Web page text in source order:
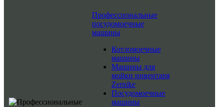
Профессиональные
посудомоечные
машины
Котломоечные
машины
Машины для
мойки инвентаря
Zernike
Посудомоечные
машины